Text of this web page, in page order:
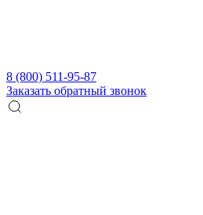
8 (800) 511-95-87
Заказать обратный звонок